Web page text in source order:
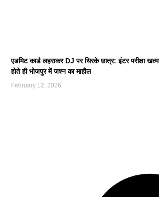
एडमिट कार्ड लहराकर DJ पर थिरके छात्र: इंटर परीक्षा खत्म
होते ही भोजपुर में जश्न का माहौल
February 12, 2026